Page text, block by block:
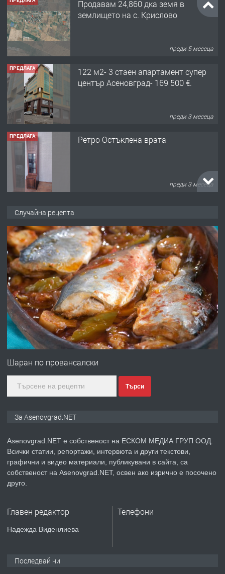
Продавам 24,860 дка земя в
землището на с. Крислово
преди 5 месеца
ПРЕДЛАГА
122 м2- 3 стаен апартамент супер
център Асеновград- 169 500 €.
преди 3 месеца
ПРЕДЛАГА Ретро Остъклена врата
преди 3 месеца
преди 10 месеца
ПРЕДЛАГА
Професионална броячна машина -
със сертификат от ЕЦБ
преди 1 година
ПРЕДЛАГА
Професионална зеленчукорезачка
преди 2 години
ПРЕДЛАГА
Давам индивидуалани уроци по
ремонт на покриви
Случайна рецепта
Шаран по провансалски
Търси
За Asenovgrad.NET
Asenovgrad.NET е собственост на ЕСКОМ МЕДИА ГРУП ООД.
Всички статии, репортажи, интервюта и други текстови,
графични и видео материали, публикувани в сайта, са
собственост на Asenovgrad.NET, освен ако изрично е посочено
друго.
Главен редактор
Надежда Виденлиева
Телефони
Последвай ни